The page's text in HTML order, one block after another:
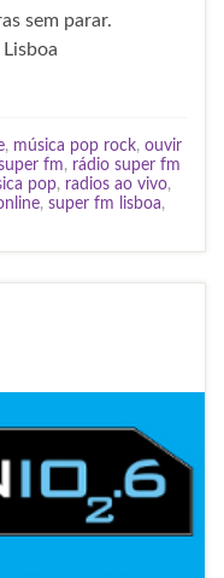
sem parar.
, música pop rock, ouvir
fm, rádio super fm
pop, radios ao vivo,
, super fm lisboa,